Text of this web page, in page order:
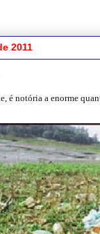
2011
é notória a enorme